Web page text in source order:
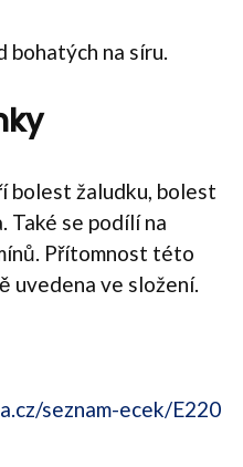
bohatých na síru.
bolest žaludku, bolest
Také se podílí na
Přítomnost této
uvedena ve složení.
seznam-ecek/E220